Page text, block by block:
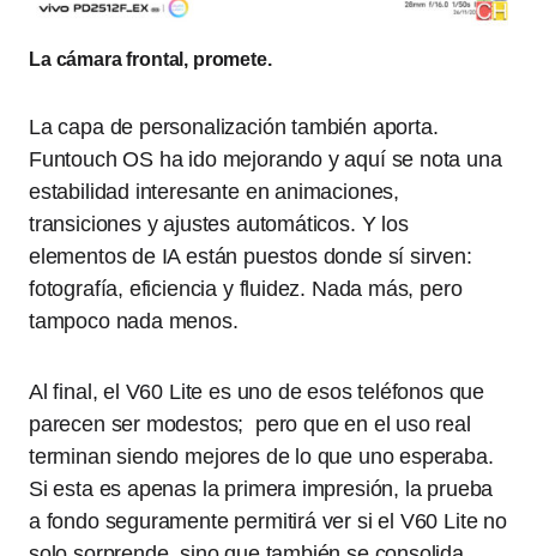
La cámara frontal, promete.
La capa de personalización también aporta.
Funtouch OS ha ido mejorando y aquí se nota una
estabilidad interesante en animaciones,
transiciones y ajustes automáticos. Y los
elementos de IA están puestos donde sí sirven:
fotografía, eficiencia y fluidez. Nada más, pero
tampoco nada menos.
Al final, el V60 Lite es uno de esos teléfonos que
parecen ser modestos; pero que en el uso real
terminan siendo mejores de lo que uno esperaba.
Si esta es apenas la primera impresión, la prueba
a fondo seguramente permitirá ver si el V60 Lite no